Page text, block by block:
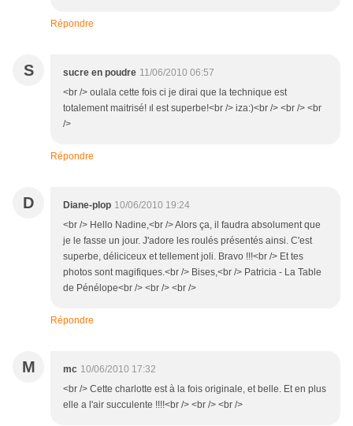
Répondre
S sucre en poudre 11/06/2010 06:57
<br /> oulala cette fois ci je dirai que la technique est
totalement maitrisé! ıl est superbe!<br /> iza:)<br /> <br /> <br
/>
Répondre
D Diane-plop 10/06/2010 19:24
<br /> Hello Nadine,<br /> Alors ça, il faudra absolument que
je le fasse un jour. J'adore les roulés présentés ainsi. C'est
superbe, déliciceux et tellement joli. Bravo !!!<br /> Et tes
photos sont magifiques.<br /> Bises,<br /> Patricia - La Table
de Pénélope<br /> <br /> <br />
Répondre
M mc 10/06/2010 17:32
<br /> Cette charlotte est à la fois originale, et belle. Et en plus
elle a l'air succulente !!!!<br /> <br /> <br />